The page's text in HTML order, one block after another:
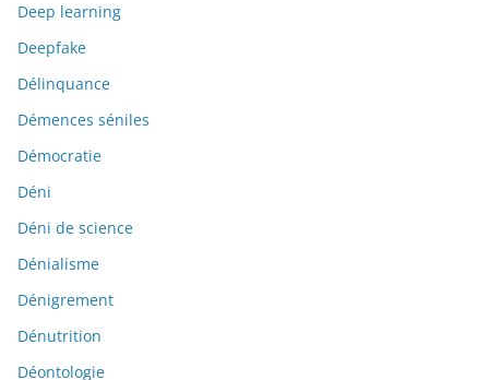
Deep learning
Deepfake
Délinquance
Démences séniles
Démocratie
Déni
Déni de science
Dénialisme
Dénigrement
Dénutrition
Déontologie